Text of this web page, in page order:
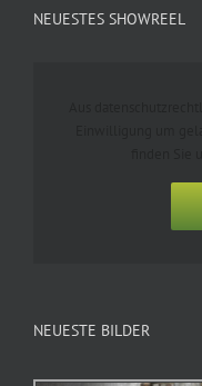
NEUESTES SHOWREEL
NEUESTE BILDER